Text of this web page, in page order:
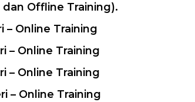
Offline Training).
– Online Training
– Online Training
– Online Training
– Online Training